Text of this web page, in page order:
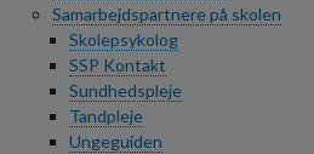
Samarbejdspartnere på skolen
Skolepsykolog
SSP Kontakt
Sundhedspleje
Tandpleje
Ungeguiden